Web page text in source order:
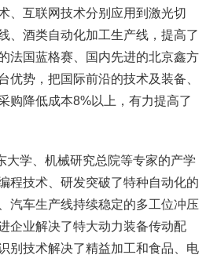
、互联网技术分别应用到激光切
、酒类自动化加工生产线，提高了
法国蓝格赛、国内先进的北京鑫方
优势，把国际前沿的技术及装备、
购降低成本8%以上，有力提高了
大学、机械研究总院等专家的产学
程技术、研发突破了特种自动化的
汽车生产线持续稳定的多工位冲压
企业解决了特大动力装备传动配
别技术解决了精益加工和食品、电